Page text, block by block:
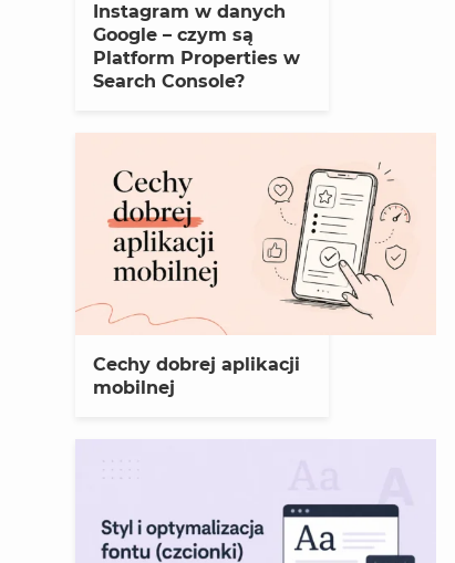
Instagram w danych
Google – czym są
Platform Properties w
Search Console?
Cechy dobrej aplikacji
mobilnej